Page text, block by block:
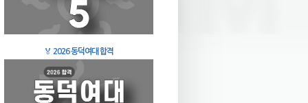
🏅 2026 동덕여대 합격